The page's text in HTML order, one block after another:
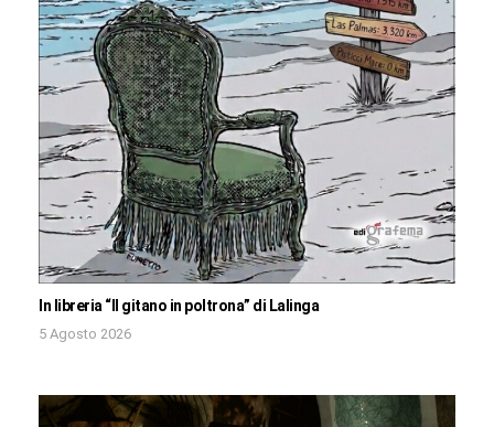
In libreria “Il gitano in poltrona” di Lalinga
5 Agosto 2026